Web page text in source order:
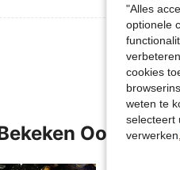
Meer
Ook
"Alles
optionele
cookies
weten te
selecteert
verwerken,